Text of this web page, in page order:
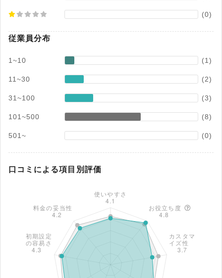
(0)
従業員分布
1~10 (1)
11~30 (2)
31~100 (3)
101~500 (8)
501~ (0)
口コミによる項目別評価